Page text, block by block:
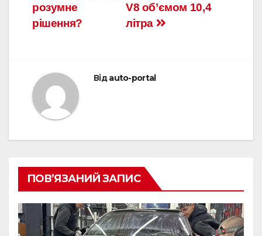
V8 об’ємом 10,4
літра
розумне
рішення?
Відauto-portal
ПОВ’ЯЗАНИЙ ЗАПИС